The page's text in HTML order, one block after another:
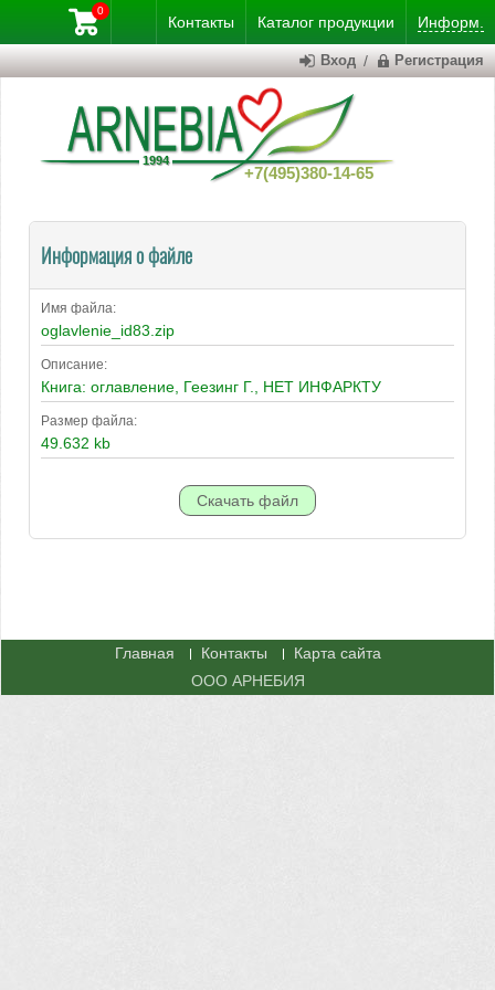
Контакты Каталог продукции Информ.
+7(495)380-14-65
0
Вход / Регистрация
Информация о файле
Имя файла:
oglavlenie_id83.zip
Описание:
Книга: оглавление, Геезинг Г., НЕТ ИНФАРКТУ
Размер файла:
49.632 kb
Главная Контакты
Карта сайта
ООО АРНЕБИЯ